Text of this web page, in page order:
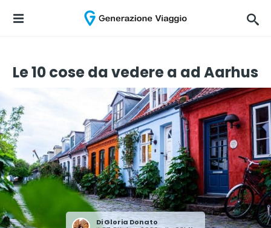
Le 10 cose da vedere a ad Aarhus
DiGloria Donato